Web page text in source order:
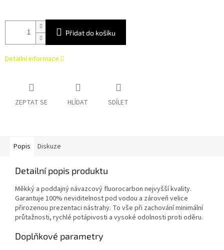
Přidat do košíku
Detailní informace
ZEPTAT SE HLÍDAT SDÍLET
Popis Diskuze
Detailní popis produktu
Měkký a poddajný návazcový fluorocarbon nejvyšší kvality.
Garantuje 100% neviditelnost pod vodou a zároveň velice
přirozenou prezentaci nástrahy. To vše při zachování minimální
průtažnosti, rychlé potápivosti a vysoké odolnosti proti oděru.
Doplňkové parametry